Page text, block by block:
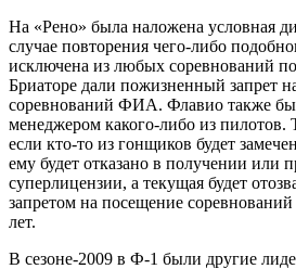
На «Рено» была наложена условная
случае повторения чего-либо
исключена из любых соревнований
Бриаторе дали пожизненный запрет
соревнований ФИА. Флавио также
менеджером какого-либо из пилотов.
если кто-то из гонщиков будет
ему будет отказано в получении или
суперлицензии, а текущая будет
запретом на посещение
лет.
В сезоне-2009 в Ф-1 были другие